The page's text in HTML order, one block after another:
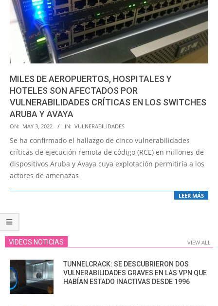
MILES DE AEROPUERTOS, HOSPITALES Y
HOTELES SON AFECTADOS POR
VULNERABILIDADES CRÍTICAS EN LOS SWITCHES
ARUBA Y AVAYA
2022-
05-
03
ON: MAY 3, 2022 IN: VULNERABILIDADES
Se ha confirmado el hallazgo de cinco vulnerabilidades
críticas de ejecución remota de código (RCE) en millones de
dispositivos Aruba y Avaya cuya explotación permitiría a los
actores de amenazas
LEER MÁS
VIDEOS NOTICIAS VIEW ALL
TUNNELCRACK: SE DESCUBRIERON DOS
VULNERABILIDADES GRAVES EN LAS VPN QUE
HABÍAN ESTADO INACTIVAS DESDE 1996